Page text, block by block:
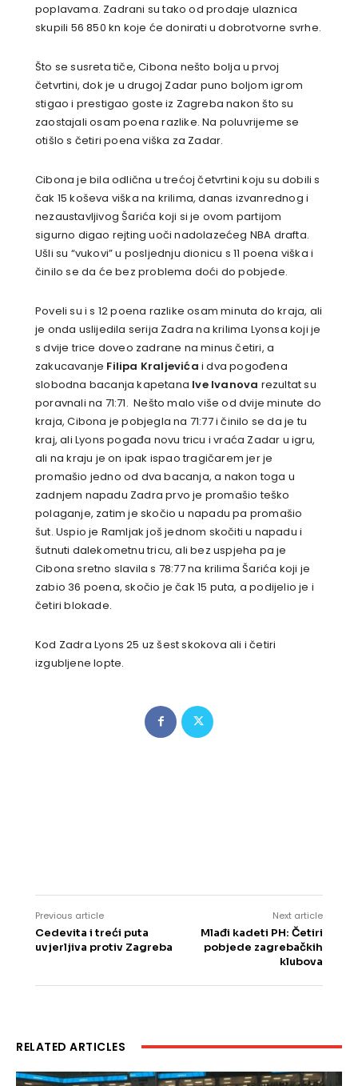
poplavama. Zadrani su tako od prodaje ulaznica
skupili 56 850 kn koje će donirati u dobrotvorne svrhe.
Što se susreta tiče, Cibona nešto bolja u prvoj
četvrtini, dok je u drugoj Zadar puno boljom igrom
stigao i prestigao goste iz Zagreba nakon što su
zaostajali osam poena razlike. Na poluvrijeme se
otišlo s četiri poena viška za Zadar.
Cibona je bila odlična u trećoj četvrtini koju su dobili s
čak 15 koševa viška na krilima, danas izvanrednog i
nezaustavljivog Šarića koji si je ovom partijom
sigurno digao rejting uoči nadolazećeg NBA drafta.
Ušli su “vukovi” u posljednju dionicu s 11 poena viška i
činilo se da će bez problema doći do pobjede.
Poveli su i s 12 poena razlike osam minuta do kraja, ali
je onda uslijedila serija Zadra na krilima Lyonsa koji je
s dvije trice doveo zadrane na minus četiri, a
zakucavanje Filipa Kraljevića i dva pogođena
slobodna bacanja kapetana Ive Ivanova rezultat su
poravnali na 71:71. Nešto malo više od dvije minute do
kraja, Cibona je pobjegla na 71:77 i činilo se da je tu
kraj, ali Lyons pogađa novu tricu i vraća Zadar u igru,
ali na kraju je on ipak ispao tragičarem jer je
promašio jedno od dva bacanja, a nakon toga u
zadnjem napadu Zadra prvo je promašio teško
polaganje, zatim je skočio u napadu pa promašio
šut. Uspio je Ramljak još jednom skočiti u napadu i
šutnuti dalekometnu tricu, ali bez uspjeha pa je
Cibona sretno slavila s 78:77 na krilima Šarića koji je
zabio 36 poena, skočio je čak 15 puta, a podijelio je i
četiri blokade.
Kod Zadra Lyons 25 uz šest skokova ali i četiri
izgubljene lopte.
Previous article
Cedevita i treći puta
uvjerljiva protiv Zagreba
Next article
Mlađi kadeti PH: Četiri
pobjede zagrebačkih
klubova
RELATED ARTICLES